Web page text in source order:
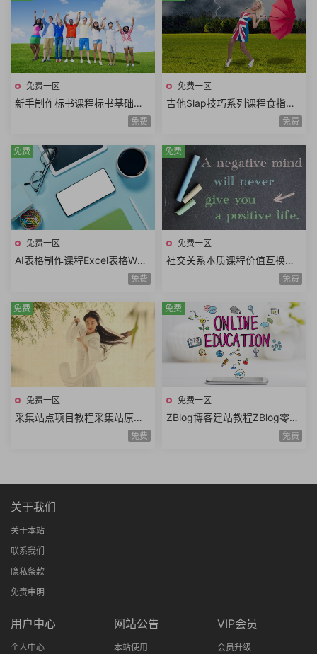
免费一区
新手制作标书课程标书基础标
书格式标书结构标书技巧电子
免费
免费一区
吉他Slap技巧系列课程食指勾
弦止音技巧组合练习单弦击勾
免费
免费一区
AI表格制作课程Excel表格WPS
表格AI数据处理技术AI数据分
免费
免费
免费一区
社交关系本质课程价值互换强
者思维重塑自我转动餐桌开启
免费
免费
免费一区
采集站点项目教程采集站原理
采集站工具采集内容源自动采
免费
免费
免费一区
ZBlog博客建站教程ZBlog零基
础建站技术仿站乐园zblog2.0
免费
免费
关于我们
关于本站
联系我们
隐私条款
免责申明
用户中心
个人中心
网站公告
本站使用
VIP会员
会员升级